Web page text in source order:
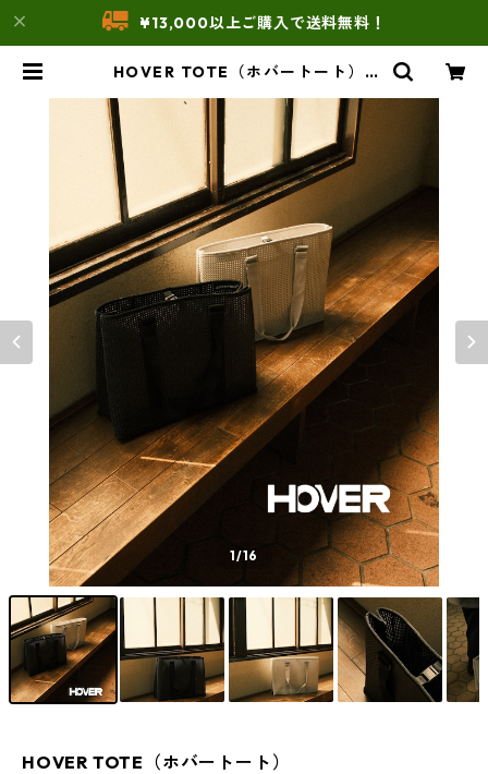
¥13,000以上ご購入で送料無料！
HOVER TOTE（ホバートート） |
1/16
HOVER TOTE（ホバートート）